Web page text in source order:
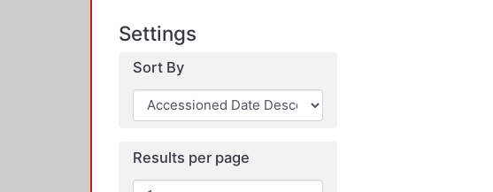
Settings
Sort By
Results per page